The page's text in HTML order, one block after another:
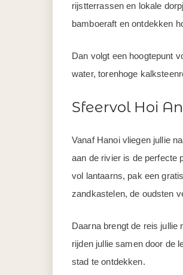
rijstterrassen en lokale
bamboeraft en ontdekken
Dan volgt een hoogtepunt
water, torenhoge
Sfeervol Hoi
Vanaf Hanoi vliegen jullie
aan de rivier is de perfecte
vol lantaarns, pak een
zandkastelen, de oudsten
Daarna brengt de reis jullie
rijden jullie samen door de
stad te ontdekken.